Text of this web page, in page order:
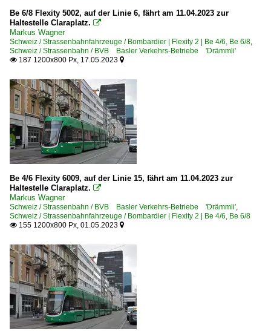
Be 6/8 Flexity 5002, auf der Linie 6, fährt am 11.04.2023 zur
Haltestelle Claraplatz. 
Markus Wagner
Schweiz / Strassenbahnfahrzeuge / Bombardier | Flexity 2 | Be 4/6, Be 6/8,
Schweiz / Strassenbahn / BVB Basler Verkehrs-Betriebe 'Drämmli'
 187 1200x800 Px, 17.05.2023 
Be 4/6 Flexity 6009, auf der Linie 15, fährt am 11.04.2023 zur
Haltestelle Claraplatz. 
Markus Wagner
Schweiz / Strassenbahn / BVB Basler Verkehrs-Betriebe 'Drämmli',
Schweiz / Strassenbahnfahrzeuge / Bombardier | Flexity 2 | Be 4/6, Be 6/8
 155 1200x800 Px, 01.05.2023 